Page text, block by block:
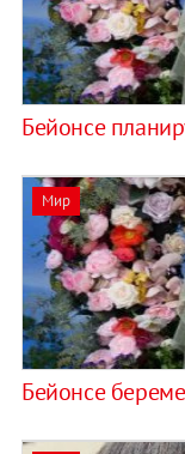
Бейонсе
Мир
Бейонсе